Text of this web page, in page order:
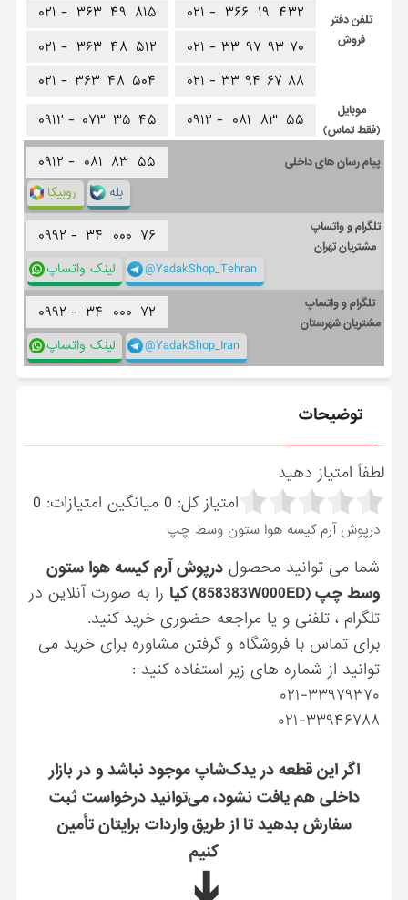
تلفن دفتر
فروش
۰۲۱ - ۳۶۶ ۱۹ ۴۳۲
۰۲۱ - ۳۳ ۹۷ ۹۳ ۷۰
۰۲۱ - ۳۳ ۹۴ ۶۷ ۸۸
۰۲۱ - ۳۶۳ ۴۹ ۸۱۵
۰۲۱ - ۳۶۳ ۴۸ ۵۱۲
۰۲۱ - ۳۶۳ ۴۸ ۵۰۴
موبایل
(فقط تماس)
۰۹۱۲ - ۰۸۱ ۸۳ ۵۵ ۰۹۱۲ - ۰۷۳ ۳۵ ۴۵
پیام رسان های داخلی ۰۹۱۲ - ۰۸۱ ۸۳ ۵۵
روبیکا بله
تلگرام و واتساپ
مشتریان تهران
۰۹۹۲ - ۳۴ ۰۰۰ ۷۶
لینک واتساپ @YadakShop_Tehran
تلگرام و واتساپ
مشتریان شهرستان
۰۹۹۲ - ۳۴ ۰۰۰ ۷۲
لینک واتساپ @YadakShop_Iran
توضیحات
لطفاً امتیاز دهید
امتیاز کل: 0 میانگین امتیازات: 0
درپوش آرم كيسه هوا ستون وسط چپ
شما می توانید محصولدرپوش آرم كيسه هوا ستون
وسط چپ (858383W000ED) کیا
را به صورت آنلاین در
تلگرام ، تلفنی و یا مراجعه حضوری خرید کنید.
برای تماس با فروشگاه و گرفتن مشاوره برای خرید می
توانید از شماره های زیر استفاده کنید :
۰۲۱-۳۳۹۷۹۳۷۰
۰۲۱-۳۳۹۴۶۷۸۸
اگر این قطعه در یدک‌شاپ موجود نباشد و در بازار
داخلی هم یافت نشود، می‌توانید درخواست ثبت
سفارش بدهید تا از طریق واردات برایتان تأمین
کنیم
➔